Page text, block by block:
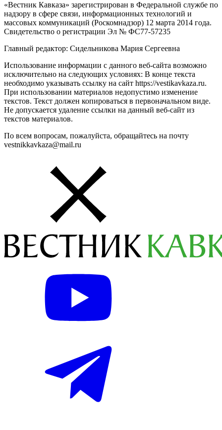
«Вестник Кавказа» зарегистрирован в Федеральной службе по
надзору в сфере связи, информационных технологий и
массовых коммуникаций (Роскомнадзор) 12 марта 2014 года.
Свидетельство о регистрации Эл № ФС77-57235
Главный редактор: Сидельникова Мария Сергеевна
Использование информации с данного веб-сайта возможно
исключительно на следующих условиях: В конце текста
необходимо указывать ссылку на сайт https://vestikavkaza.ru.
При использовании материалов недопустимо изменение
текстов. Текст должен копироваться в первоначальном виде.
Не допускается удаление ссылки на данный веб-сайт из
текстов материалов.
По всем вопросам, пожалуйста, обращайтесь на почту
vestnikkavkaza@mail.ru